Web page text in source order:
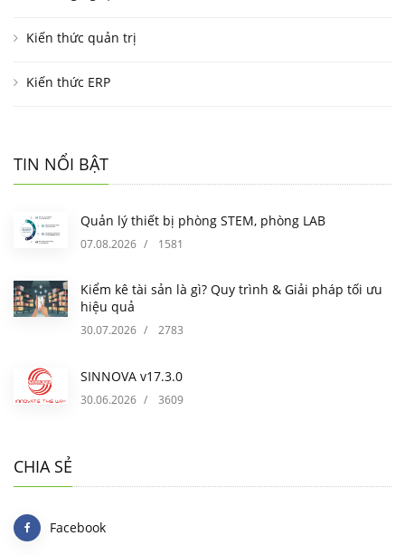
Kiến thức quản trị
Kiến thức ERP
TIN NỔI BẬT
Quản lý thiết bị phòng STEM, phòng LAB
07.08.2026 / 1581
Kiểm kê tài sản là gì? Quy trình & Giải pháp tối ưu
hiệu quả
30.07.2026 / 2783
SINNOVA v17.3.0
30.06.2026 / 3609
CHIA SẺ
Facebook